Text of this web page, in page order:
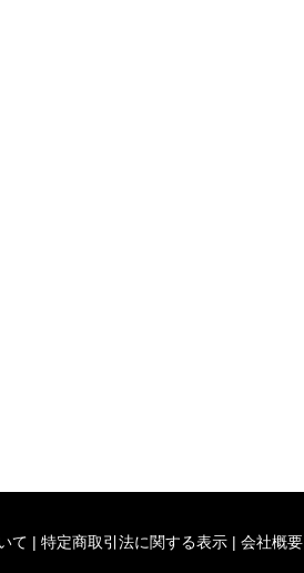
て | 特定商取引法に関する表示 | 会社概要